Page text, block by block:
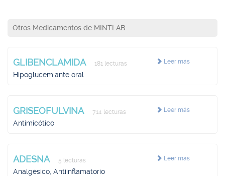
Otros Medicamentos de MINTLAB
Leer más
GLIBENCLAMIDA 181 lecturas
Hipoglucemiante oral
Leer más
GRISEOFULVINA 714 lecturas
Antimicótico
Leer más
ADESNA 5 lecturas
Analgésico, Antiinflamatorio